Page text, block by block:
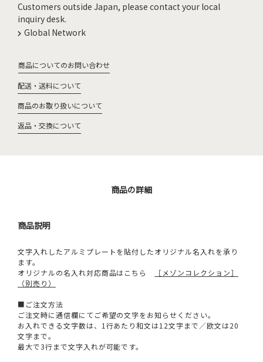
Customers outside Japan, please contact your local
inquiry desk.
Global Network
商品についてのお問い合わせ
配送・送料について
商品のお取り扱いについて
返品・交換について
商品の詳細
商品説明
文字入れしたアルミプレートを貼付したオリジナル名入れを承り
ます。
オリジナルの名入れ対応商品はこちら
［メゾンコレクション］
（別売り）
■ご注文方法
ご注文時に通信欄にてご希望の文字をお知らせください。
お入れできる文字数は、1行あたり和文は12文字まで／欧文は20
文字まで。
最大で3行まで文字入れが可能です。